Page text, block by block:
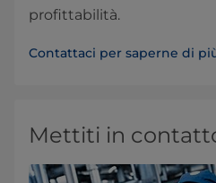
profittabilità.
Contattaci per saperne di
Mettiti in